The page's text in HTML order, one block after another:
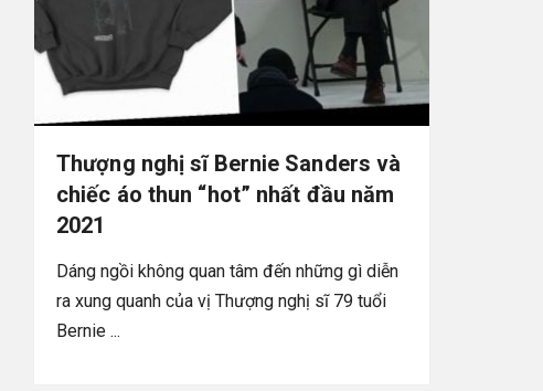
Thượng nghị sĩ Bernie Sanders và
chiếc áo thun “hot” nhất đầu năm
2021
Dáng ngồi không quan tâm đến những gì diễn
ra xung quanh của vị Thượng nghị sĩ 79 tuổi
Bernie ...